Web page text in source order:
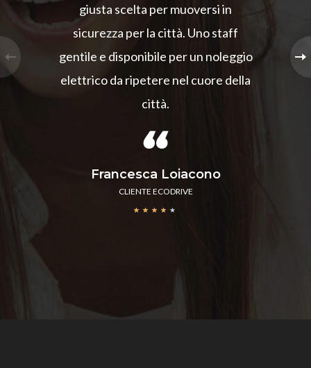
giusta scelta per muoversi in
sicurezza per la città. Uno staff
gentile e disponibile per un noleggio
elettrico da ripetere nel cuore della
città.
Francesca Loiacono
CLIENTE ECODRIVE
★ ★ ★ ★ ★